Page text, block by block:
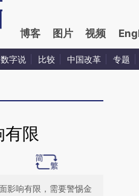
博客 图片 视频
数字说 比较 中国改革 专题
限
影响有限，需要警惕金